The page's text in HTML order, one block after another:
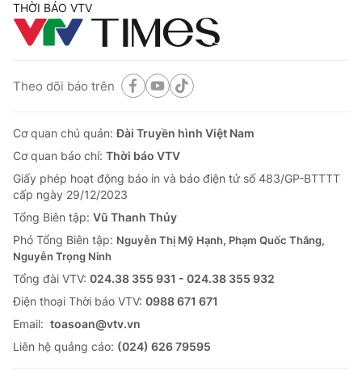
THỜI BÁO VTV
Theo dõi báo trên
Cơ quan chủ quản:Đài Truyền hình Việt Nam
Cơ quan báo chí: Thời báo VTV
Giấy phép hoạt động báo in và báo điện tử số 483/GP-BTTTT
cấp ngày 29/12/2023
Tổng Biên tập: Vũ Thanh Thủy
Phó Tổng Biên tập: Nguyễn Thị Mỹ Hạnh, Phạm Quốc Thắng,
Nguyễn Trọng Ninh
Tổng đài VTV: 024.38 355 931 - 024.38 355 932
Ðiện thoại Thời báo VTV: 0988 671 671
Email: toasoan@vtv.vn
Liên hệ quảng cáo: (024) 626 79595